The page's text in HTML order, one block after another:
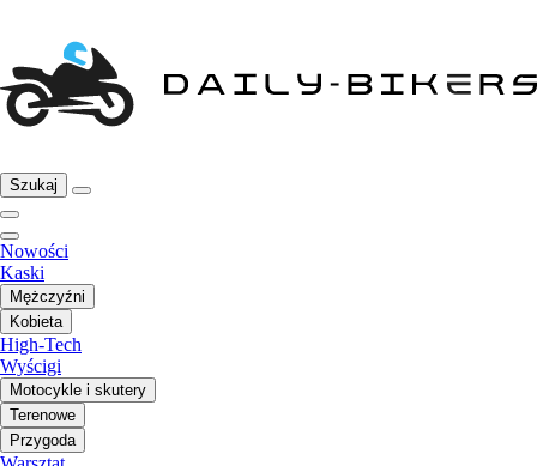
Szukaj
Nowości
Kaski
Mężczyźni
Kobieta
High-Tech
Wyścigi
Motocykle i skutery
Terenowe
Przygoda